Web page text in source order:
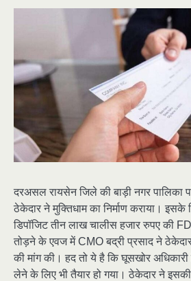
दरअसल रायसेन जिले की बाड़ी नगर पालिका
ठेकेदार ने मुक्तिधाम का निर्माण कराया। इसके
डिपॉजिट तीन लाख चालीस हजार रुपए की
तोड़ने के एवज में CMO बद्री प्रसाद ने
की मांग की। हद तो ये है कि घूसखोर
लेने के लिए भी तैयार हो गया। ठेकेदार ने